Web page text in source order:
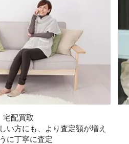
宅配買取
い方にも、より査定額が増え
に丁寧に査定